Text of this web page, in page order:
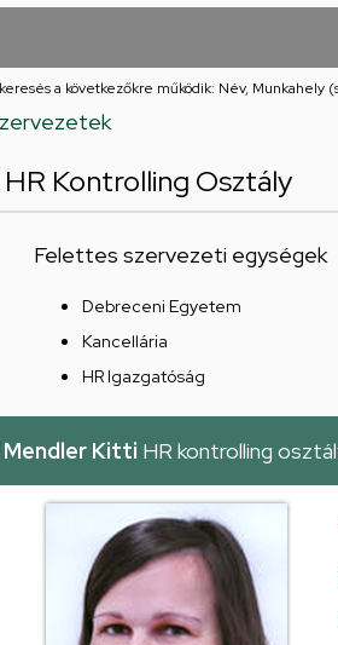
a következőkre működik: Név, Munkahely
HR Kontrolling Osztály
Felettes szervezeti egységek
Debreceni Egyetem
Kancellária
HR Igazgatóság
Mendler Kitti HR kontrolling